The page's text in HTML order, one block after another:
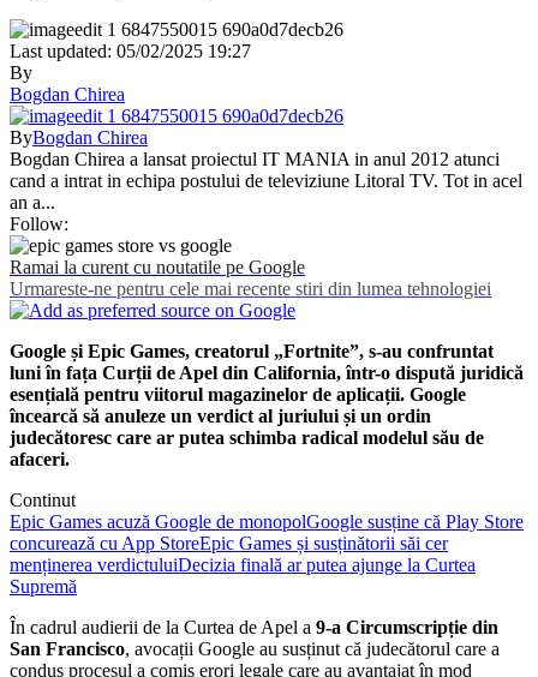
Last updated: 05/02/2025 19:27
By
Bogdan Chirea
ByBogdan Chirea
Bogdan Chirea a lansat proiectul IT MANIA in anul 2012 atunci
cand a intrat in echipa postului de televiziune Litoral TV. Tot in acel
an a...
Follow:
Ramai la curent cu noutatile pe Google
Urmareste-ne pentru cele mai recente stiri din lumea tehnologiei
Google și Epic Games, creatorul „Fortnite”, s-au confruntat
luni în fața Curții de Apel din California, într-o dispută juridică
esențială pentru viitorul magazinelor de aplicații. Google
încearcă să anuleze un verdict al juriului și un ordin
judecătoresc care ar putea schimba radical modelul său de
afaceri.
Continut
Epic Games acuză Google de monopolGoogle susține că Play Store
concurează cu App StoreEpic Games și susținătorii săi cer
menținerea verdictuluiDecizia finală ar putea ajunge la Curtea
Supremă
În cadrul audierii de la Curtea de Apel a 9-a Circumscripție din
San Francisco, avocații Google au susținut că judecătorul care a
condus procesul a comis erori legale care au avantajat în mod